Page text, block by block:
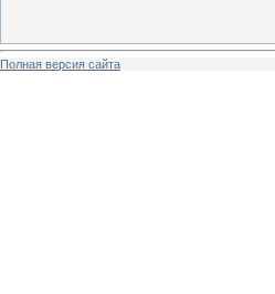
Полная версия сайта